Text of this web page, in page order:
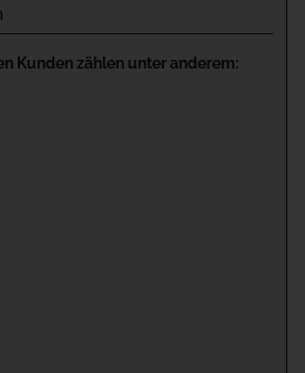
Kunden zählen unter anderem: